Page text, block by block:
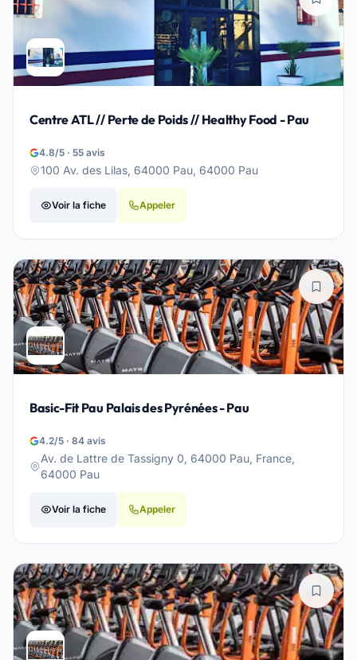
Centre ATL // Perte de Poids // Healthy Food - Pau
4.8/5 · 55 avis
100 Av. des Lilas, 64000 Pau, 64000 Pau
Voir la fiche Appeler
Basic-Fit Pau Palais des Pyrénées - Pau
4.2/5 · 84 avis
Av. de Lattre de Tassigny 0, 64000 Pau, France,
64000 Pau
Voir la fiche Appeler